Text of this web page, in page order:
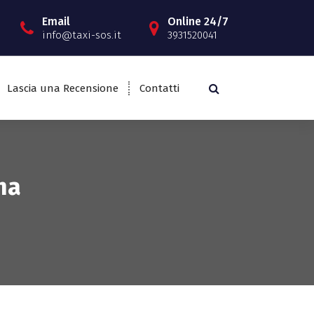
Email
info@taxi-sos.it
Online 24/7
3931520041
Lascia una Recensione Contatti